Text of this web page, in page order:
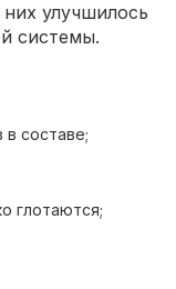
улучшилось
системы.
составе;
глотаются;